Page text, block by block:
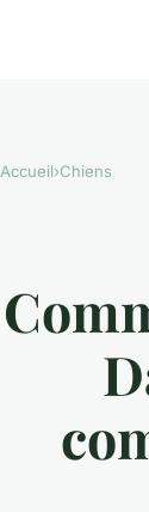
Accueil›Chiens